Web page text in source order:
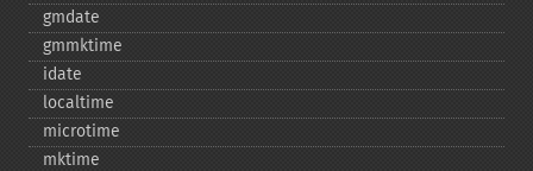
gmdate
gmmktime
idate
localtime
microtime
mktime